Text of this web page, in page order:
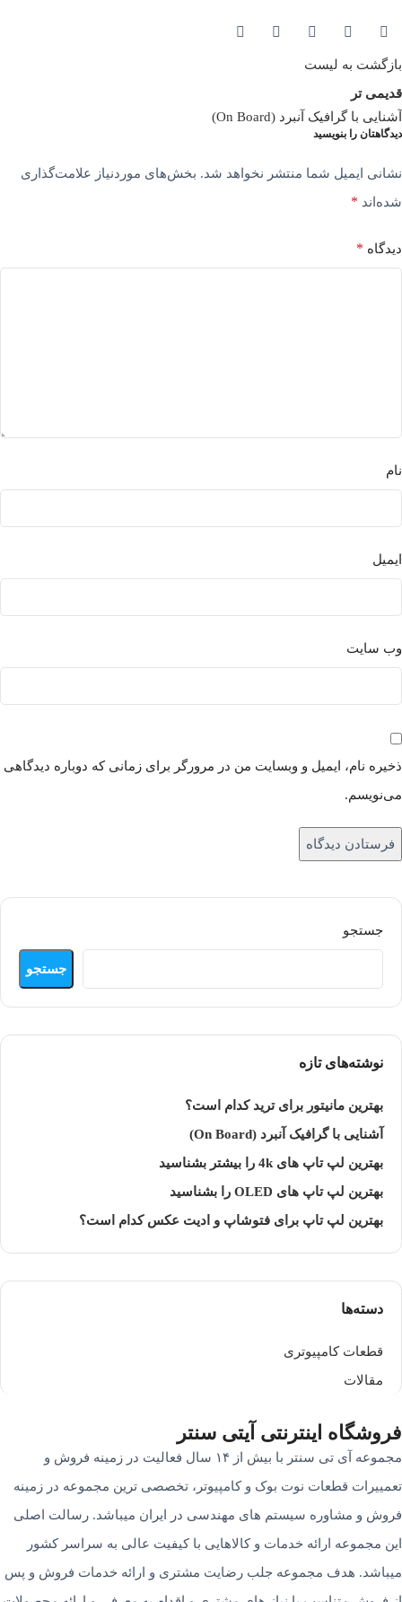
بازگشت به لیست
قدیمی تر
آشنایی با گرافیک آنبرد (On Board)
دیدگاهتان را بنویسید
نشانی ایمیل شما منتشر نخواهد شد. بخش‌های موردنیاز علامت‌گذاری
شده‌اند *
دیدگاه *
نام
ایمیل
وب‌ سایت
ذخیره نام، ایمیل و وبسایت من در مرورگر برای زمانی که دوباره دیدگاهی
می‌نویسم.
جستجو
جستجو
نوشته‌های تازه
بهترین مانیتور برای ترید کدام است؟
آشنایی با گرافیک آنبرد (On Board)
بهترین لپ تاپ های 4k را بیشتر بشناسید
بهترین لپ تاپ های OLED را بشناسید
بهترین لپ تاپ برای فتوشاپ و ادیت عکس کدام است؟
دسته‌ها
قطعات کامپیوتری
مقالات
فروشگاه‌ اینترنتی‌ آیتی سنتر
مجموعه آی تی سنتر با بیش از ۱۴ سال فعالیت در زمینه فروش و
تعمییرات قطعات نوت بوک و کامپیوتر، تخصصی ترین مجموعه در زمینه
فروش و مشاوره سیستم های مهندسی در ایران میباشد. رسالت اصلی
این مجموعه ارائه خدمات و کالاهایی با کیفیت عالی به سراسر کشور
میباشد. هدف مجموعه جلب رضایت مشتری و ارائه خدمات فروش و پس